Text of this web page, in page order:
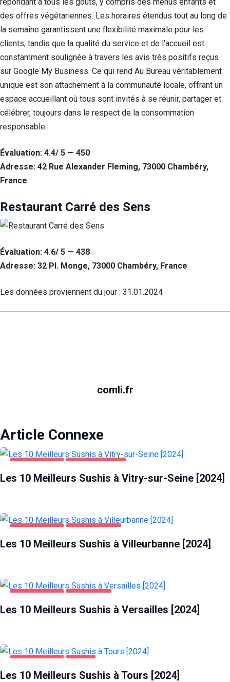
des offres végétariennes. Les horaires étendus tout au long de
la semaine garantissent une flexibilité maximale pour les
clients, tandis que la qualité du service et de l’accueil est
constamment soulignée à travers les avis très positifs reçus
sur Google My Business. Ce qui rend Au Bureau véritablement
unique est son attachement à la communauté locale, offrant un
espace accueillant où tous sont invités à se réunir, partager et
célébrer, toujours dans le respect de la consommation
responsable.
Évaluation: 4.4/ 5 — 450
Adresse: 42 Rue Alexander Fleming, 73000 Chambéry,
France
Restaurant Carré des Sens
Évaluation: 4.6/ 5 — 438
Adresse: 32 Pl. Monge, 73000 Chambéry, France
Les données proviennent du jour : 31.01.2024
comli.fr
Article Connexe
Les 10 Meilleurs Sushis à Vitry-sur-Seine [2024]
Les 10 Meilleurs Sushis à Villeurbanne [2024]
Les 10 Meilleurs Sushis à Versailles [2024]
Les 10 Meilleurs Sushis à Tours [2024]